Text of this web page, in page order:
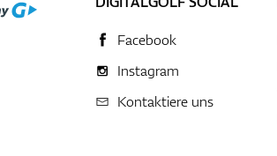
Facebook
Instagram
Kontaktiere uns